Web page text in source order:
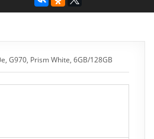
G970, Prism White, 6GB/128GB